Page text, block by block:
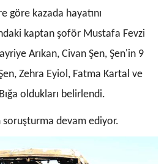
göre kazada hayatını
kaptan şoför Mustafa Fevzi
Arıkan, Civan Şen, Şen'in 9
Zehra Eyiol, Fatma Kartal ve
oldukları belirlendi.
soruşturma devam ediyor.